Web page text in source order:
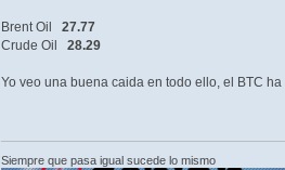
Brent Oil 27.77
Crude Oil 28.29
Yo veo una buena caida en todo ello, el BTC
Siempre que pasa igual sucede lo mismo